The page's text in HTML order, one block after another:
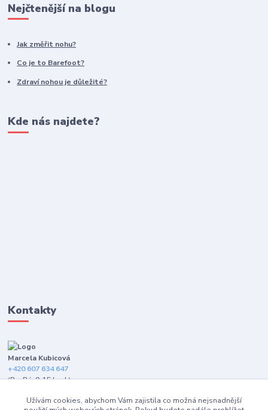
Nejčtenější na blogu
Jak změřit nohu?
Co je to Barefoot?
Zdraví nohou je důležité?
Kde nás najdete?
Kontakty
Marcela Kubicová
+420 607 634 647
(Po-Pá, 9-15 hod.)
info@happybarefeet.cz
Užívám cookies, abychom Vám zajistila co možná nejsnadnější